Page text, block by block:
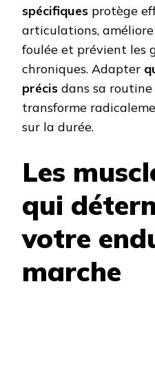
spécifiques protège
articulations, améliore
foulée et prévient les
chroniques. Adapter
précis dans sa
transforme
sur la durée.
Les
qui
votre
marche